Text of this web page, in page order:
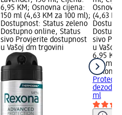
6,95 KM; Osnovna cijena:
150 ml (4,63 KM za 100 ml);
Dostupnost: Status zeleno
Dostupno online, Status
sivo Provjerite dostupnost
u Vašoj dm trgovini
(4,63
sivo
u Vašoj
6,95 KM
150 ml
Rexona
ml